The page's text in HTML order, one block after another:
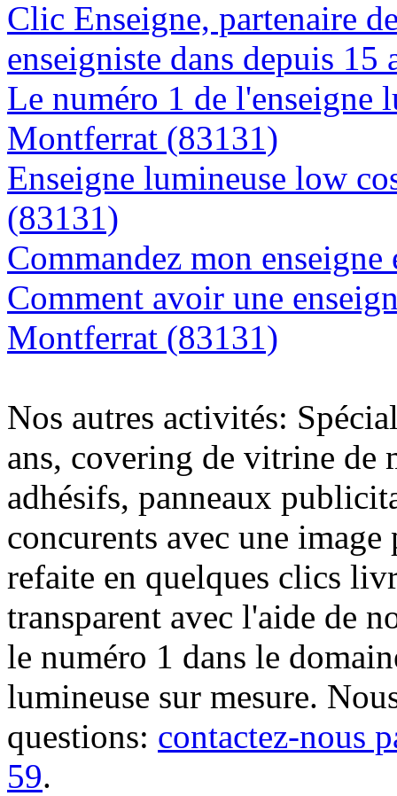
Clic Enseigne, partenaire
enseigniste dans depuis
Le numéro 1 de l'enseigne
Montferrat (83131)
Enseigne lumineuse low
(83131)
Commandez mon
Comment avoir une
Montferrat (83131)
Nos autres activités:
ans, covering de vitrine de
adhésifs, panneaux
concurents avec une
refaite en quelques clics
transparent avec l'aide de
le numéro 1 dans le
lumineuse sur mesure.
questions: contactez-nous
59.